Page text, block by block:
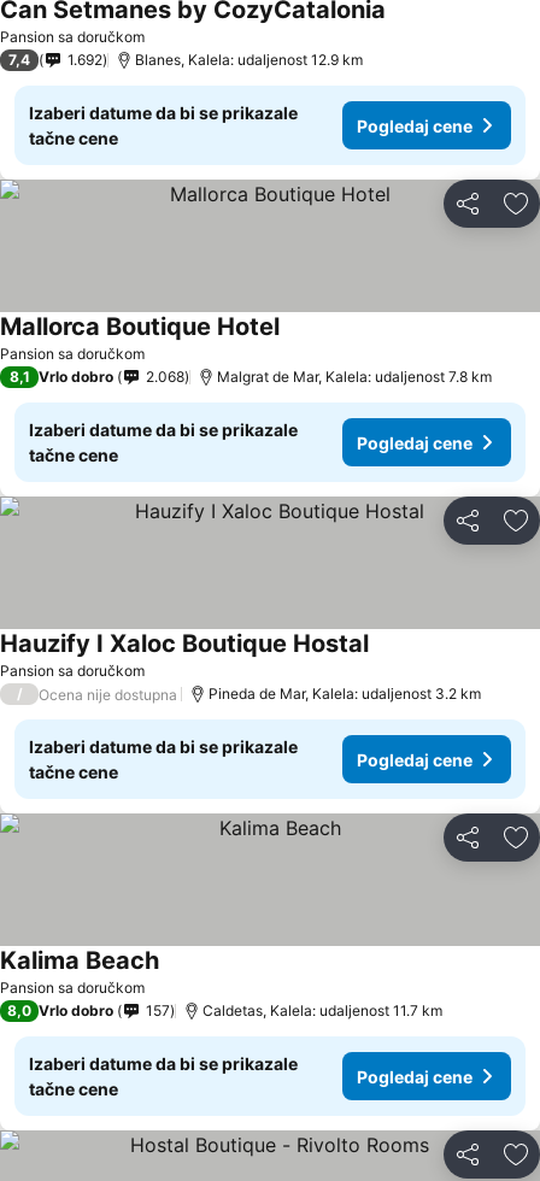
Pansion sa doručkom
Can Setmanes by CozyCatalonia
7,4 1.692 Blanes, Kalela: udaljenost 12.9 km
Izaberi datume da bi se prikazale
tačne cene
Pogledaj cene
Deli
Pansion sa doručkom
Mallorca Boutique Hotel
8,1 Vrlo dobro 2.068 Malgrat de Mar, Kalela: udaljenost 7.8 km
Izaberi datume da bi se prikazale
tačne cene
Pogledaj cene
Deli
Pansion sa doručkom
Hauzify I Xaloc Boutique Hostal
/ Ocena nije dostupna Pineda de Mar, Kalela: udaljenost 3.2 km
Izaberi datume da bi se prikazale
tačne cene
Pogledaj cene
Deli
Pansion sa doručkom
Kalima Beach
8,0 Vrlo dobro 157 Caldetas, Kalela: udaljenost 11.7 km
Izaberi datume da bi se prikazale
tačne cene
Pogledaj cene
Deli